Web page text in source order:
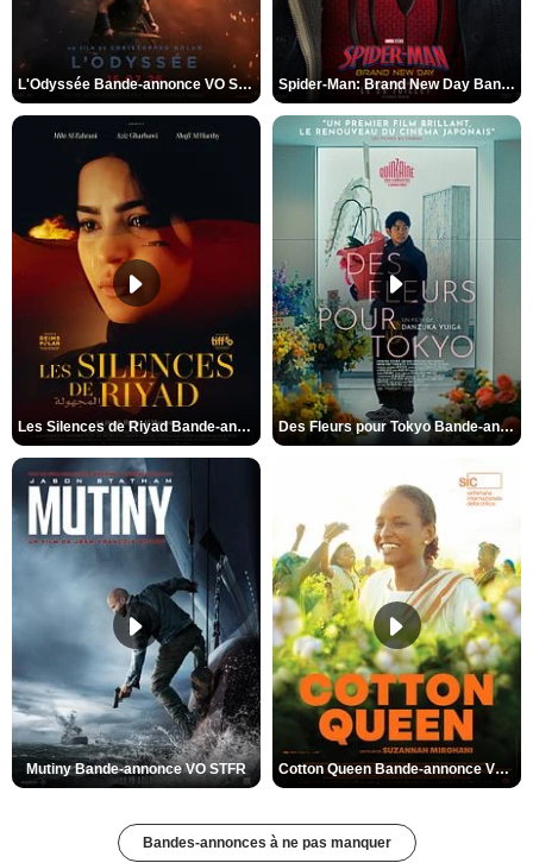
L'Odyssée Bande-annonce VO STFR Spider-Man: Brand New Day Bande-annonce VO STFR
Les Silences de Riyad Bande-annonce VO STFR Des Fleurs pour Tokyo Bande-annonce VO STFR
Mutiny Bande-annonce VO STFR Cotton Queen Bande-annonce VO STFR
Bandes-annonces à ne pas manquer